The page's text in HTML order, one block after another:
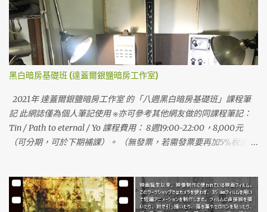
黑白暗房基礎班 (達蓋爾銀鹽暗房工作室)
2021年 達蓋爾銀鹽暗房工作室 的「八週黑白暗房基礎班」課程筆
記 此網誌僅為個人筆記使用 ※亦可參考其他網友做的同課程筆記：
Tin / Path to eternal / Yo 課程費用： 8週19:00-22:00，8,000元
（可分期，可於下期補課）。 （無發票，若需發票要再加5%稅金費
課的印樣費用，需再自費50元/張。 費用不含 ： 底片、掃描、底片
袋、印樣費（材料皆可與老師購買，無發票） 整體課程感言： 1. 這